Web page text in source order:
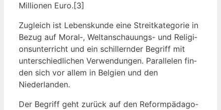
Mil­lio­nen Euro.[3]
Zugleich ist Lebens­kun­de eine Streit­ka­te­go­rie in
Bezug auf Moral‑, Welt­an­schau­ungs- und Reli­gi­
ons­un­ter­richt und ein schil­lern­der Begriff mit
unter­schied­li­chen Ver­wen­dun­gen. Par­al­le­len fin­
den sich vor allem in Bel­gi­en und den
Niederlanden.
Der Begriff geht zurück auf den Reform­päd­ago­